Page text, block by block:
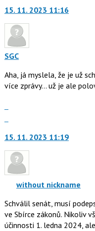
další
nový
názor.
K
navigaci
použít
i
a
P
pro
předchozí
nový
15. 11. 2023 11:16
SGC
Aha, já myslela, že je už
více zprávy... už je ale
další
nový
názor.
K
navigaci
použít
i
klávesy
15. 11. 2023 11:19
without nickname
Schválil senát, musí
ve Sbírce zákonů. Nikoliv
účinnosti 1. ledna 2024,